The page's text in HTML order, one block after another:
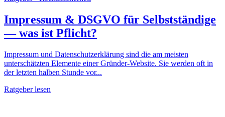
Impressum & DSGVO für Selbstständige
— was ist Pflicht?
Impressum und Datenschutzerklärung sind die am meisten
unterschätzten Elemente einer Gründer-Website. Sie werden oft in
der letzten halben Stunde vor...
Ratgeber lesen